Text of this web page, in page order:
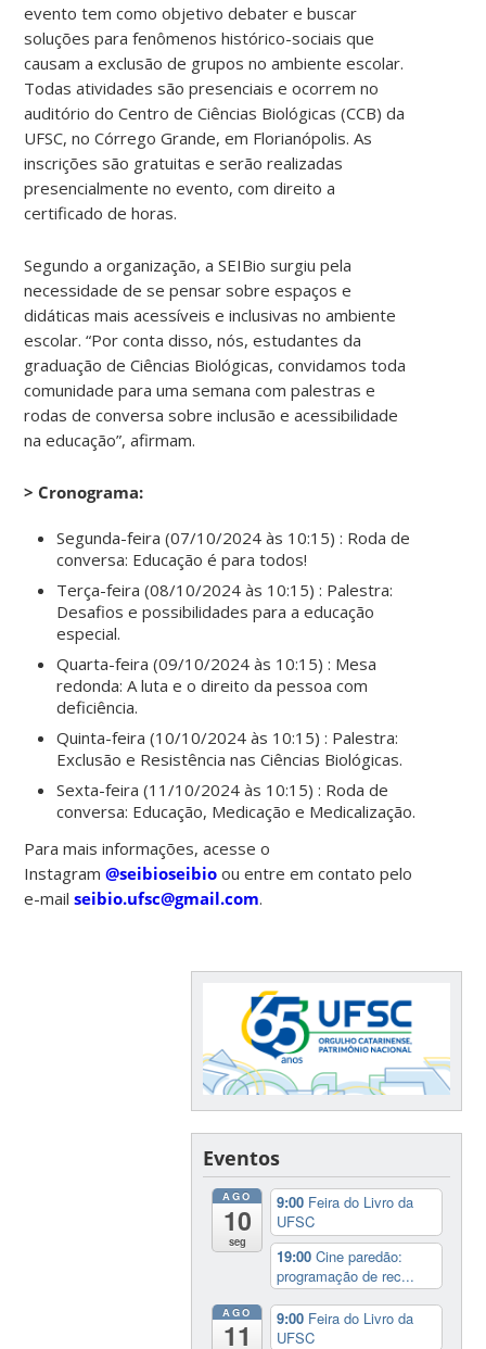
evento tem como objetivo debater e buscar
soluções para fenômenos histórico-sociais que
causam a exclusão de grupos no ambiente escolar.
Todas atividades são presenciais e ocorrem no
auditório do Centro de Ciências Biológicas (CCB) da
UFSC, no Córrego Grande, em Florianópolis. As
inscrições são gratuitas e serão realizadas
presencialmente no evento, com direito a
certificado de horas.
Segundo a organização, a SEIBio surgiu pela
necessidade de se pensar sobre espaços e
didáticas mais acessíveis e inclusivas no ambiente
escolar. “Por conta disso, nós, estudantes da
graduação de Ciências Biológicas, convidamos toda
comunidade para uma semana com palestras e
rodas de conversa sobre inclusão e acessibilidade
na educação”, afirmam.
> Cronograma:
Segunda-feira (07/10/2024 às 10:15) : Roda de
conversa: Educação é para todos!
Terça-feira (08/10/2024 às 10:15) : Palestra:
Desafios e possibilidades para a educação
especial.
Quarta-feira (09/10/2024 às 10:15) : Mesa
redonda: A luta e o direito da pessoa com
deficiência.
Quinta-feira (10/10/2024 às 10:15) : Palestra:
Exclusão e Resistência nas Ciências Biológicas.
Sexta-feira (11/10/2024 às 10:15) : Roda de
conversa: Educação, Medicação e Medicalização.
Para mais informações, acesse o
Instagram@seibioseibio ou entre em contato pelo
e-mailseibio.ufsc@gmail.com.
Eventos
AGO
10
seg
9:00 Feira do Livro da
UFSC
19:00Cine paredão:
programação de rec...
AGO
11
9:00 Feira do Livro da
UFSC